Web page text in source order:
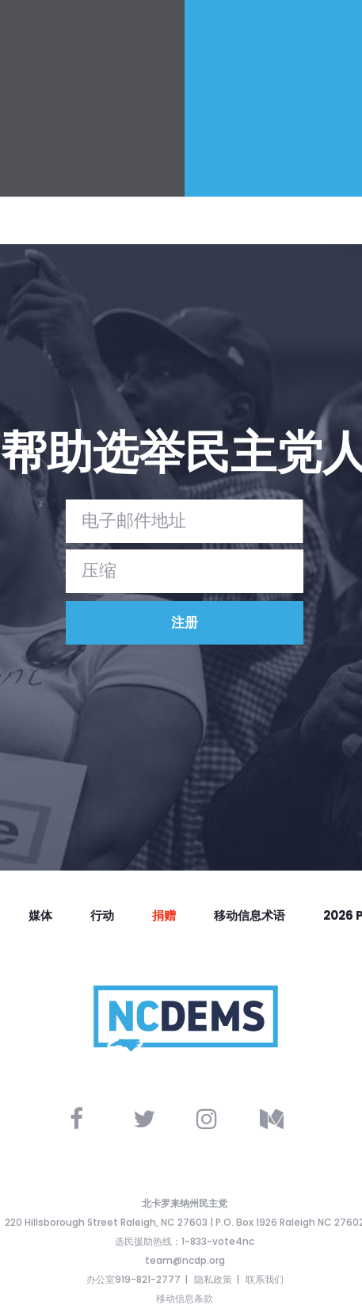
您的派对
帮助选举民主党
媒体 行动 捐赠 移动信息术语 2026
北卡罗来纳州民主党
220 Hillsborough Street Raleigh, NC 27603 | P.O. Box 1926 Raleigh NC
选民援助热线：1-833-vote4nc
team@ncdp.org
办公室919-821-2777
隐私政策
联系我们
移动信息条款